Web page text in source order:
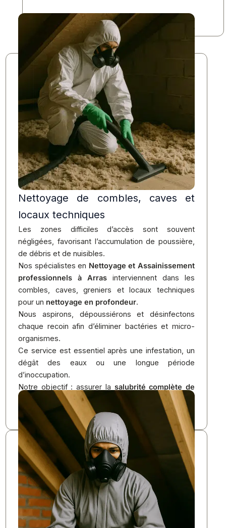
Nettoyage de combles, caves et
locaux techniques
Les zones difficiles d’accès sont souvent
négligées, favorisant l’accumulation de poussière,
de débris et de nuisibles.
Nos spécialistes en Nettoyage et Assainissement
professionnels à Arras interviennent dans les
combles, caves, greniers et locaux techniques
pour un nettoyage en profondeur.
Nous aspirons, dépoussiérons et désinfectons
chaque recoin afin d’éliminer bactéries et micro-
organismes.
Ce service est essentiel après une infestation, un
dégât des eaux ou une longue période
d’inoccupation.
Notre objectif : assurer la salubrité complète de
vos bâtiments, tout en préservant leur structure et
leur intégrité.